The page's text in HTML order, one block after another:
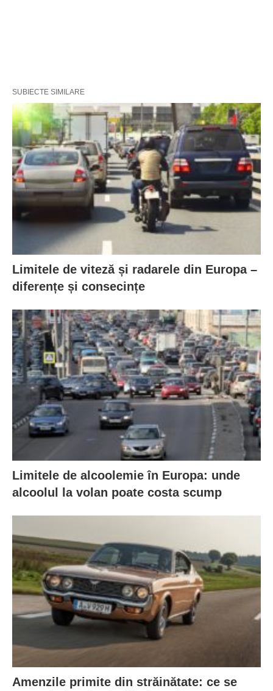
SUBIECTE SIMILARE
Limitele de viteză și radarele din Europa –
diferențe și consecințe
Limitele de alcoolemie în Europa: unde
alcoolul la volan poate costa scump
Amenzile primite din străinătate: ce se